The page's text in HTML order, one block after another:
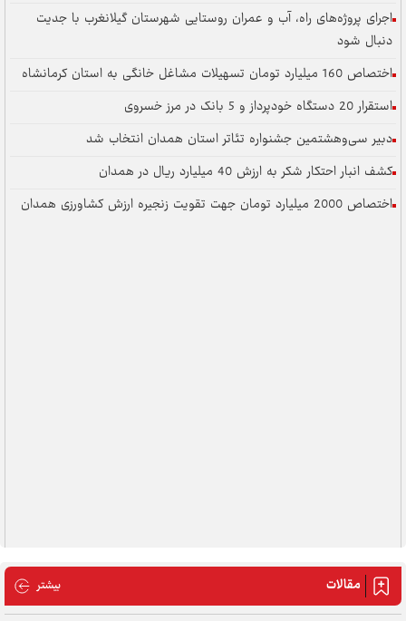
اجرای پروژه‌های راه، آب و عمران روستایی شهرستان گیلانغرب با جدیت
دنبال شود
اختصاص 160 میلیارد تومان تسهیلات مشاغل خانگی به استان کرمانشاه
استقرار 20 دستگاه خودپرداز و 5 بانک در مرز خسروی
دبیر سی‌وهشتمین جشنواره تئاتر استان همدان انتخاب شد
کشف انبار احتکار شکر به ارزش 40 میلیارد ریال در همدان
اختصاص 2000 میلیارد تومان جهت تقویت زنجیره ارزش کشاورزی همدان
مقالات بیشتر مقالات